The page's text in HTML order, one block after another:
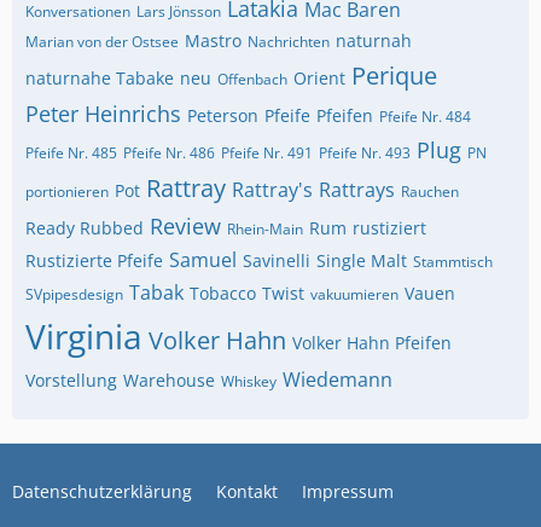
Konversationen Lars Jönsson Latakia Mac Baren
Marian von der Ostsee Mastro Nachrichten naturnah
naturnahe Tabake neu Offenbach Orient Perique
Peter Heinrichs Peterson Pfeife Pfeifen Pfeife Nr. 484
Pfeife Nr. 485 Pfeife Nr. 486 Pfeife Nr. 491 Pfeife Nr. 493 Plug PN
portionieren Pot Rattray Rattray's Rattrays Rauchen
Ready Rubbed Review Rhein-Main Rum rustiziert
Rustizierte Pfeife Samuel Savinelli Single Malt Stammtisch
SVpipesdesign Tabak Tobacco Twist vakuumieren Vauen
Virginia Volker Hahn Volker Hahn Pfeifen
Vorstellung Warehouse Whiskey Wiedemann
Datenschutzerklärung Kontakt Impressum